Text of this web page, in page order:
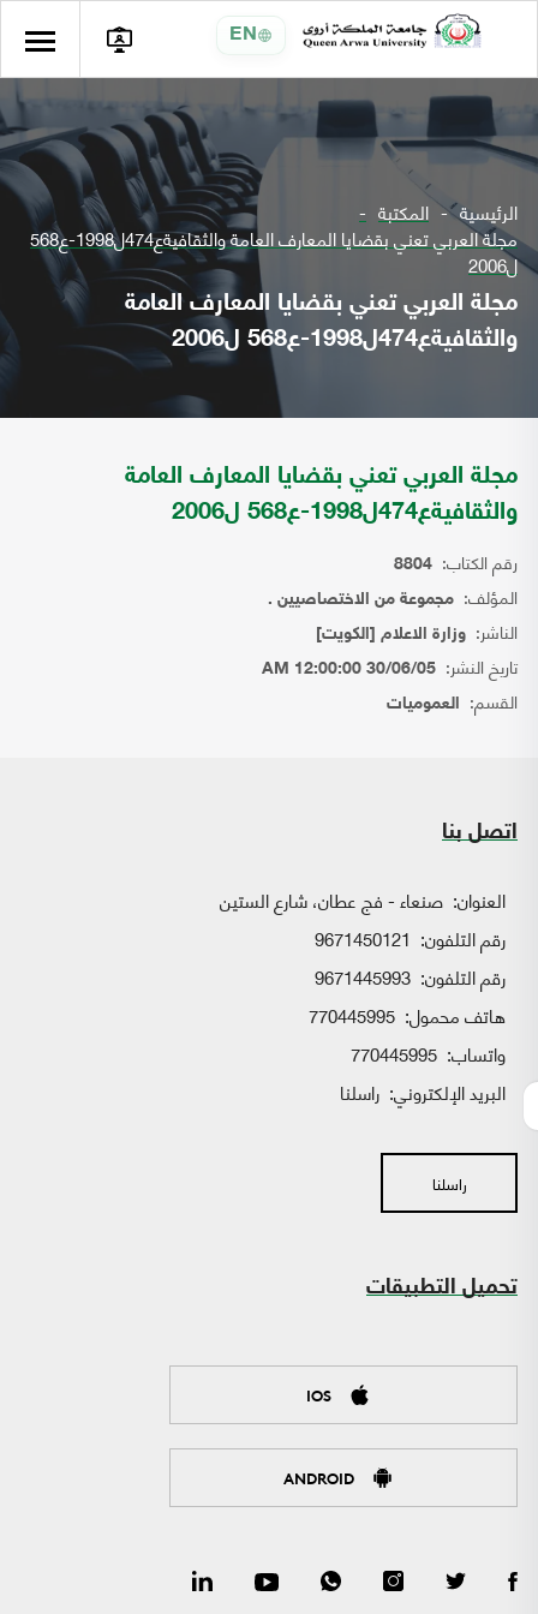
EN
الرئيسية المكتبة
مجلة العربي تعني بقضايا المعارف العامة والثقافيةع474ل1998-ع568
ل2006
مجلة العربي تعني بقضايا المعارف العامة
والثقافيةع474ل1998-ع568 ل2006
مجلة العربي تعني بقضايا المعارف العامة
والثقافيةع474ل1998-ع568 ل2006
رقم الكتاب: 8804
المؤلف: مجموعة من الاختصاصيين .
الناشر: وزارة الاعلام [الكويت]
تاريخ النشر: 30/06/05 12:00:00 AM
القسم: العموميات
اتصل بنا
العنوان: صنعاء - فج عطان، شارع الستين
رقم التلفون: 9671450121
رقم التلفون: 9671445993
هاتف محمول: 770445995
واتساب:
البريد الإلكتروني: راسلنا
راسلنا
تحميل التطبيقات
IOS
ANDROID